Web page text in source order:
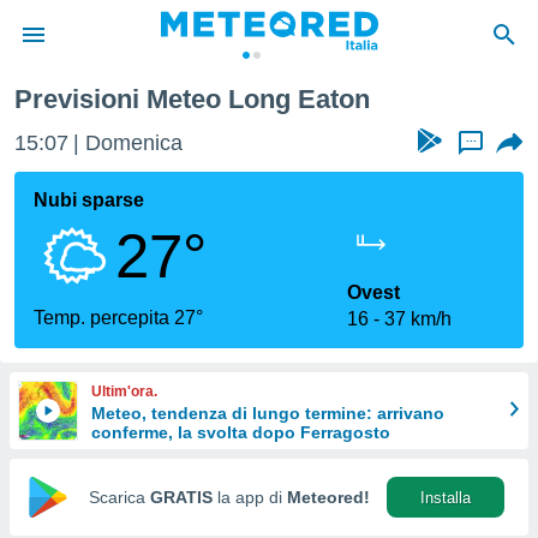
di
per
le
di
Web
Previsioni Meteo Long Eaton
15:07 Domenica ...
Nubi sparse
27°
Temp. percepita 27°
Ovest
16
37 km/h
Ultim'ora.
Meteo, tendenza di lungo termine: arrivano
conferme, la svolta dopo Ferragosto
Scarica GRATIS la app di Meteored! Installa